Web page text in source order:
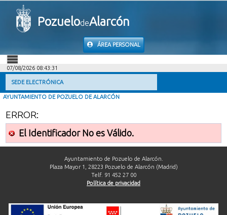
PozuelodeAlarcón
ÁREA PERSONAL
INICIO
MI CARPETA
INFORMACIÓN MUNICIPAL
AYUDA
07/08/2026 08:43:31
SEDE ELECTRÓNICA
AYUNTAMIENTO DE POZUELO DE ALARCÓN
ERROR:
El Identificador No es Válido.
Ayuntamiento de Pozuelo de Alarcón.
Plaza Mayor 1, 28223 Pozuelo de Alarcón (Madrid)
Telf. 91 452 27 00
Política de privacidad